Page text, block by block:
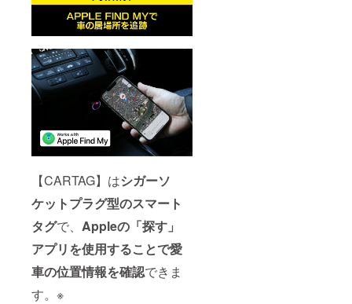
【CARTAG】はシガーソ
ケットプラグ型のスマート
タグで、 Appleの「探す」
アプリを使用することで愛
車の位置情報を確認できま
す。※